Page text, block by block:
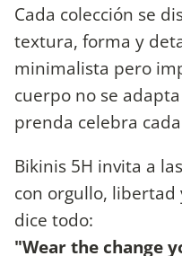
Cada colección se
textura, forma y
minimalista pero
cuerpo no se
prenda celebra
Bikinis 5H invita a
con orgullo, libertad
dice todo:
"Wear the change